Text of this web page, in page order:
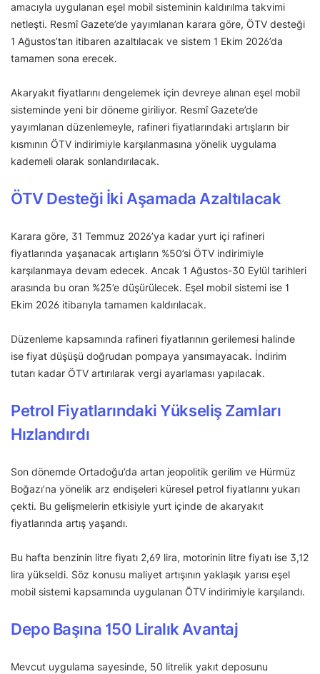
amacıyla uygulanan eşel mobil sisteminin kaldırılma takvimi
netleşti. Resmî Gazete’de yayımlanan karara göre, ÖTV desteği
1 Ağustos’tan itibaren azaltılacak ve sistem 1 Ekim 2026’da
tamamen sona erecek.
Akaryakıt fiyatlarını dengelemek için devreye alınan eşel mobil
sisteminde yeni bir döneme giriliyor. Resmî Gazete’de
yayımlanan düzenlemeyle, rafineri fiyatlarındaki artışların bir
kısmının ÖTV indirimiyle karşılanmasına yönelik uygulama
kademeli olarak sonlandırılacak.
ÖTV Desteği İki Aşamada Azaltılacak
Karara göre, 31 Temmuz 2026’ya kadar yurt içi rafineri
fiyatlarında yaşanacak artışların %50’si ÖTV indirimiyle
karşılanmaya devam edecek. Ancak 1 Ağustos-30 Eylül tarihleri
arasında bu oran %25’e düşürülecek. Eşel mobil sistemi ise 1
Ekim 2026 itibarıyla tamamen kaldırılacak.
Düzenleme kapsamında rafineri fiyatlarının gerilemesi halinde
ise fiyat düşüşü doğrudan pompaya yansımayacak. İndirim
tutarı kadar ÖTV artırılarak vergi ayarlaması yapılacak.
Petrol Fiyatlarındaki Yükseliş Zamları
Hızlandırdı
Son dönemde Ortadoğu’da artan jeopolitik gerilim ve Hürmüz
Boğazı’na yönelik arz endişeleri küresel petrol fiyatlarını yukarı
çekti. Bu gelişmelerin etkisiyle yurt içinde de akaryakıt
fiyatlarında artış yaşandı.
Bu hafta benzinin litre fiyatı 2,69 lira, motorinin litre fiyatı ise 3,12
lira yükseldi. Söz konusu maliyet artışının yaklaşık yarısı eşel
mobil sistemi kapsamında uygulanan ÖTV indirimiyle karşılandı.
Depo Başına 150 Liralık Avantaj
Mevcut uygulama sayesinde, 50 litrelik yakıt deposunu